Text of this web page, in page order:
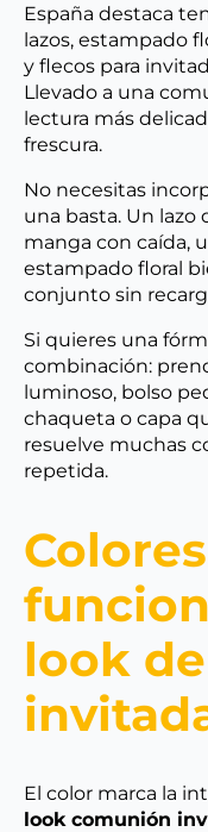
España destaca
lazos, estampado
y flecos para
Llevado a una
lectura más
frescura.
No necesitas
una basta. Un lazo
manga con caída,
estampado floral
conjunto sin
Si quieres una
combinación:
luminoso, bolso
chaqueta o capa
resuelve muchas
repetida.
look
El color marca la
look comunión